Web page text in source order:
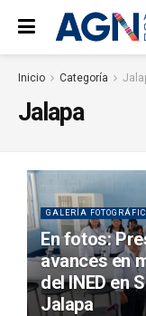
Inicio Categoría
Jalapa
GALERÍA
En fotos:
avances en
del INED en
Jalapa